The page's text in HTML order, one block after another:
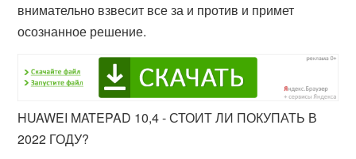
внимательно взвесит все за и против и примет
осознанное решение.
HUAWEI MATEPAD 10,4 - СТОИТ ЛИ ПОКУПАТЬ В
2022 ГОДУ?